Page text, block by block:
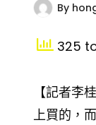
By
325
【記者李
上買的，